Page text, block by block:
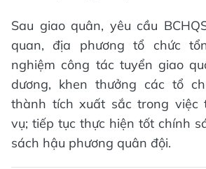
Sau giao quân, yêu cầu
quan, địa phương tổ chức
nghiệm công tác tuyển giao
dương, khen thưởng các tổ
thành tích xuất sắc trong việc
vụ; tiếp tục thực hiện tốt chính
sách hậu phương quân đội.